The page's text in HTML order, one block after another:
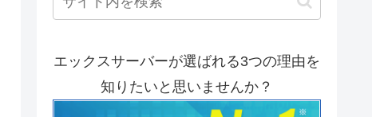
エックスサーバーが選ばれる3つの理由を
知りたいと思いませんか？